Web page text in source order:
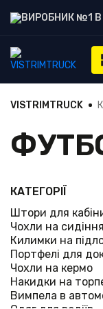
ВИРОБНИК №1 В
VISTRIMTRUCK
КАТЕГОРІЇ
Штори для
Чохли на сидіння
Килимки на
Портфелі для
Чохли на кермо
Накидки на
Вимпела в